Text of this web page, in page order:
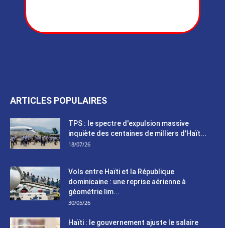
ARTICLES POPULAIRES
TPS : le spectre d'expulsion massive
inquiète des centaines de milliers d'Haït...
18/07/26
Vols entre Haïti et la République
dominicaine : une reprise aérienne à
géométrie lim...
30/05/26
Haïti : le gouvernement ajuste le salaire